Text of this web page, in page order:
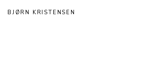
BJØRN KRISTENSEN